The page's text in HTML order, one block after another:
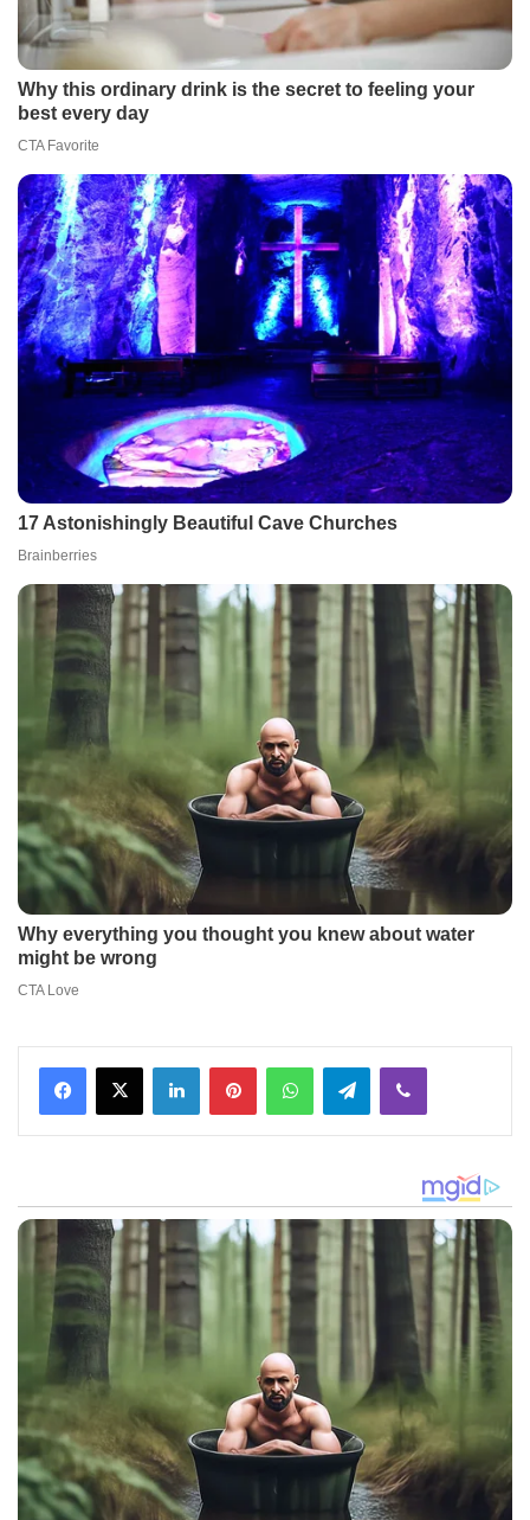
Facebook
X LinkedInPinterestWhatsAppTelegramViber